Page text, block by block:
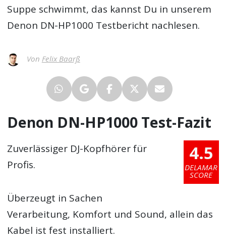
Suppe schwimmt, das kannst Du in unserem
Denon DN-HP1000 Testbericht nachlesen.
Von Felix Baarß
Denon DN-HP1000 Test-Fazit
4.5
DELAMAR
SCORE
Zuverlässiger DJ-Kopfhörer für
Profis.
Überzeugt in Sachen
Verarbeitung, Komfort und Sound, allein das
Kabel ist fest installiert.